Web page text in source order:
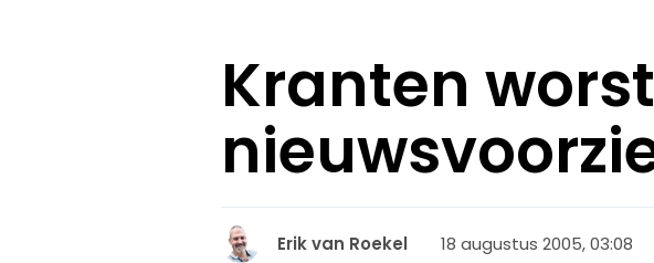
Kranten
Erik van Roekel 18 augustus 2005, 03:08